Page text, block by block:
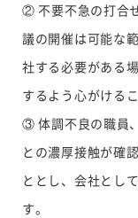
② 不要不急の打合
議の開催は可能な
社する必要がある
するよう心がけるこ
③ 体調不良の職員
との濃厚接触が確
ととし、会社とし
す。